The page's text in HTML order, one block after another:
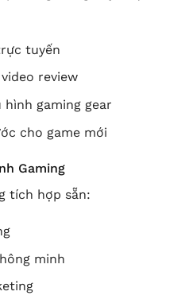
tuyến
review
hình gaming gear
cho game mới
Gaming
tích hợp sẵn:
minh